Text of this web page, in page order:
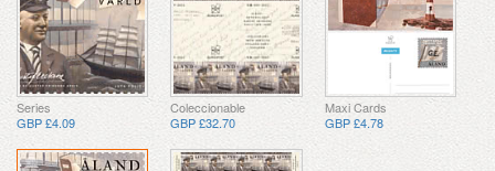
Series
GBP £4.09
Coleccionable
GBP £32.70
Maxi Cards
GBP £4.78